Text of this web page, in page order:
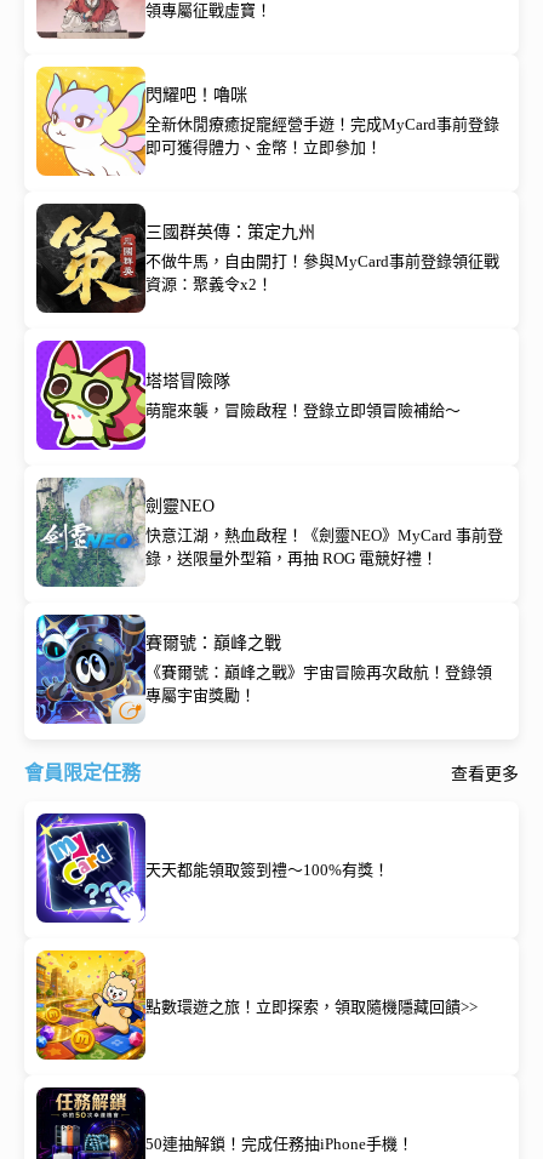
領專屬征戰虛寶！
閃耀吧！嚕咪
全新休閒療癒捉寵經營手遊！完成MyCard事前登錄
即可獲得體力、金幣！立即參加！
三國群英傳：策定九州
不做牛馬，自由開打！參與MyCard事前登錄領征戰
資源：聚義令x2！
塔塔冒險隊
萌寵來襲，冒險啟程！登錄立即領冒險補給～
劍靈NEO
快意江湖，熱血啟程！《劍靈NEO》MyCard 事前登
錄，送限量外型箱，再抽 ROG 電競好禮！
賽爾號：巔峰之戰
《賽爾號：巔峰之戰》宇宙冒險再次啟航！登錄領
專屬宇宙獎勵！
會員限定任務 查看更多
天天都能領取簽到禮～100%有獎！
點數環遊之旅！立即探索，領取隨機隱藏回饋>>
50連抽解鎖！完成任務抽iPhone手機！